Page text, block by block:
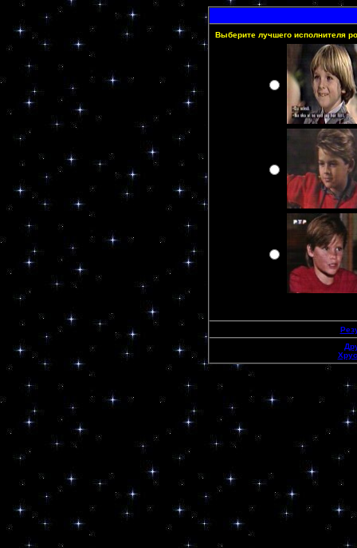
Выберите лучшего исполнителя